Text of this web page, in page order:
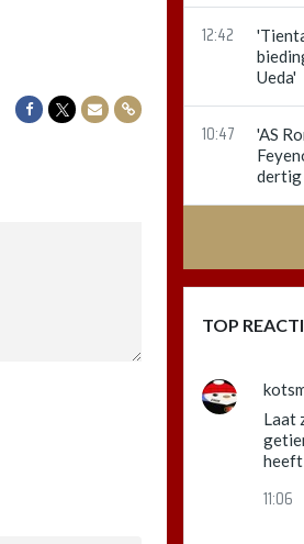
Delen op Facebook
Delen op Twitter
Delen via Mail
Delen via link
12:42
Ueda'
10:47
'AS
dertig
TOP
Laat
heeft
11:06